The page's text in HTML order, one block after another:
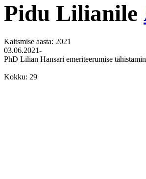
Pidu Lilianile
Kaitsmise aasta: 2021
03.06.2021-
PhD Lilian Hansari emeriteerumise
Kokku: 29